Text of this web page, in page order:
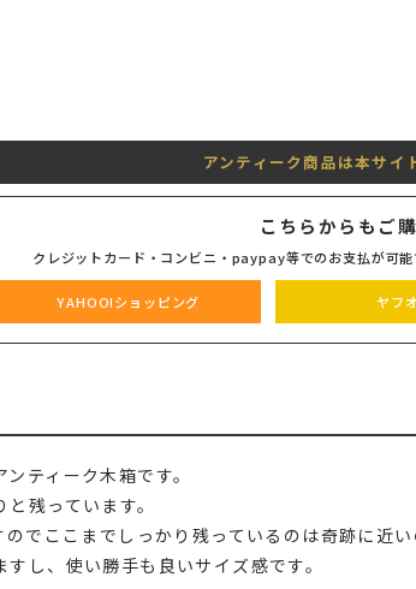
アンティーク商品は本サイ
こちらからもご
クレジットカード・コンビニ・paypay等でのお支払が可
YAHOO!ショッピング ヤフ
ティーク木箱です。
残っています。
でここまでしっかり残っているのは奇跡に近い
し、使い勝手も良いサイズ感です。